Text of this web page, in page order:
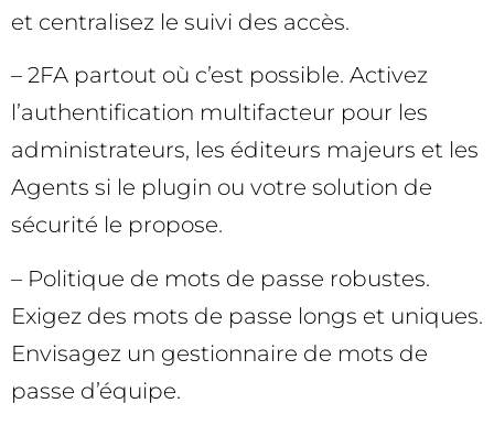
et centralisez le suivi des accès.
– 2FA partout où c’est possible. Activez
l’authentification multifacteur pour les
administrateurs, les éditeurs majeurs et les
Agents si le plugin ou votre solution de
sécurité le propose.
– Politique de mots de passe robustes.
Exigez des mots de passe longs et uniques.
Envisagez un gestionnaire de mots de
passe d’équipe.